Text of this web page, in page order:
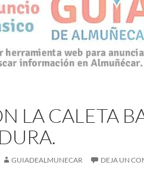
LA CALETA
GUIADEALMUNECAR DEJA UN